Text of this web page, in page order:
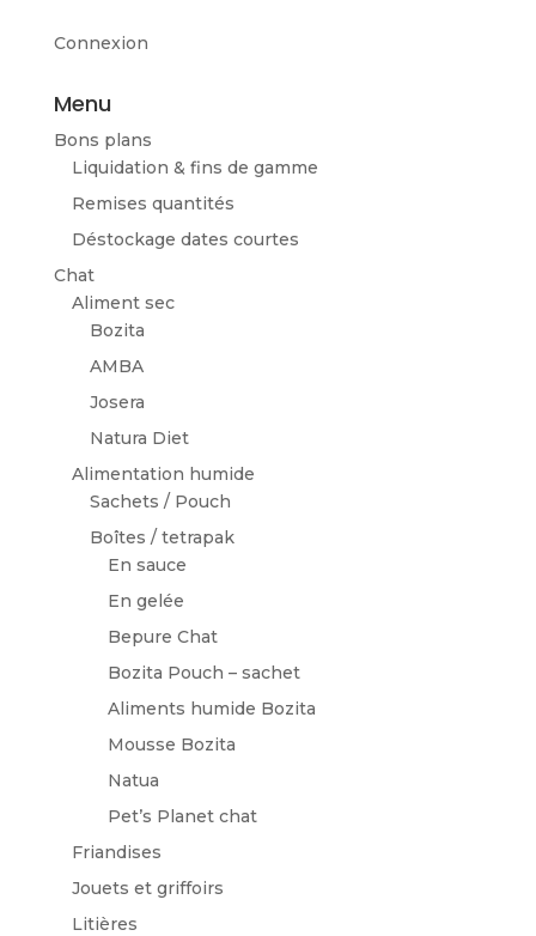
Connexion
Menu
Bons plans
Liquidation & fins de gamme
Remises quantités
Déstockage dates courtes
Chat
Aliment sec
Bozita
AMBA
Josera
Natura Diet
Alimentation humide
Sachets / Pouch
Boîtes / tetrapak
En sauce
En gelée
Bepure Chat
Bozita Pouch – sachet
Aliments humide Bozita
Mousse Bozita
Natua
Pet’s Planet chat
Friandises
Jouets et griffoirs
Litières